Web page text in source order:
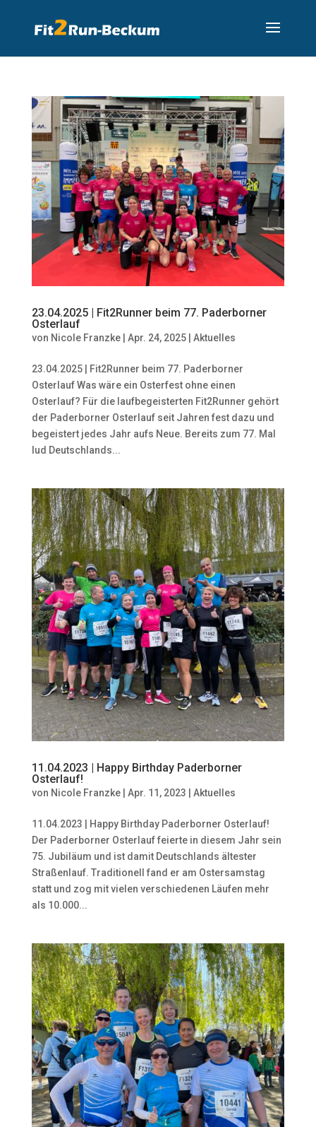
23.04.2025 | Fit2Runner beim 77. Paderborner
Osterlauf
von Nicole Franzke| Apr. 24, 2025| Aktuelles
23.04.2025 | Fit2Runner beim 77. Paderborner
Osterlauf Was wäre ein Osterfest ohne einen
Osterlauf? Für die laufbegeisterten Fit2Runner gehört
der Paderborner Osterlauf seit Jahren fest dazu und
begeistert jedes Jahr aufs Neue. Bereits zum 77. Mal
lud Deutschlands...
11.04.2023 | Happy Birthday Paderborner
Osterlauf!
von Nicole Franzke| Apr. 11, 2023 Aktuelles
11.04.2023 | Happy Birthday Paderborner Osterlauf!
Der Paderborner Osterlauf feierte in diesem Jahr sein
75. Jubiläum und ist damit Deutschlands ältester
Straßenlauf. Traditionell fand er am Ostersamstag
statt und zog mit vielen verschiedenen Läufen mehr
als 10.000...